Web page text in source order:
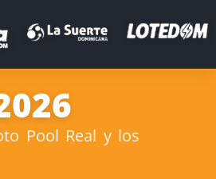
Pool Real y los